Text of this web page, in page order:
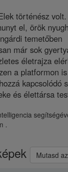
történész
el, örök
temetőben
már sok
életrajza
a platformon is
kapcsolódó
és élettársa
.
Mutasd